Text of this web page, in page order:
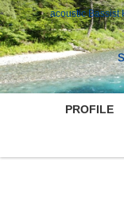
acoustic Bassist
PROFILE